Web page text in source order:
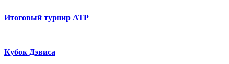
Итоговый турнир ATP
Кубок Дэвиса